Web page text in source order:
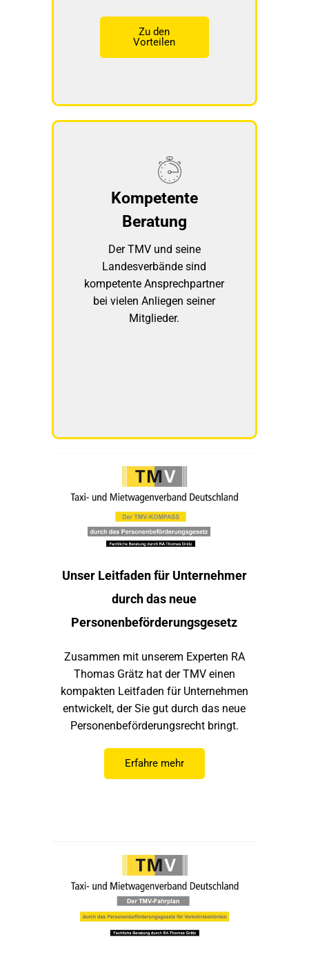
Zu den
Vorteilen
Kompetente
Beratung
Der TMV und seine
Landesverbände sind
kompetente Ansprechpartner
bei vielen Anliegen seiner
Mitglieder.
Unser Leitfaden für Unternehmer
durch das neue
Personenbeförderungsgesetz
Zusammen mit unserem Experten RA
Thomas Grätz hat der TMV einen
kompakten Leitfaden für Unternehmen
entwickelt, der Sie gut durch das neue
Personenbeförderungsrecht bringt.
Erfahre mehr